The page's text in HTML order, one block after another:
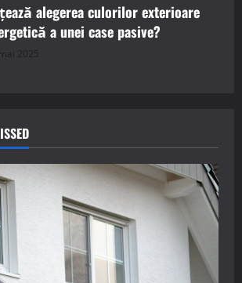
alegerea culorilor exterioare
a unei case pasive?
2025